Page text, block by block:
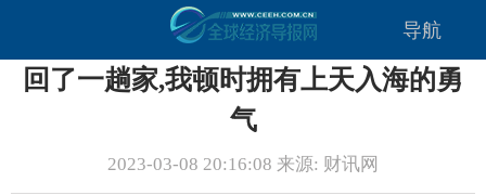
导航
回了一趟家,我顿时拥有上天入海的勇
气
2023-03-08 20:16:08 来源: 财讯网